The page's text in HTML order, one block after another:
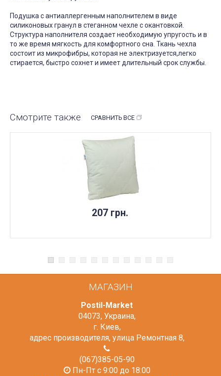
Подушка с антиаллергенным наполнителем в виде
силиконовых гранул в стеганном чехле с окантовкой.
Структура наполнителя создает необходимую упругость и в
то же время мягкость для комфортного сна. Ткань чехла
состоит из микрофибры, которая не электризуется,легко
стирается, быстро сохнет и имеет длительный срок службы.
Смотрите также СРАВНИТЬ ВСЕ
207 грн.
МАГАЗИН
Postil-Market
04073, Украина,
г. Киев,
адрес производителя, улица Ремонтная 8,
(067)385-05-90
Пн-Пт с 9:00 до 18:00